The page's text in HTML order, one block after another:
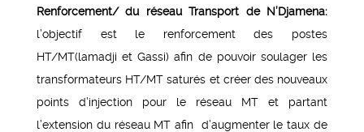
Renforcement/ du réseau Transport de N’Djamena:
l’objectif est le renforcement des postes
HT/MT(lamadji et Gassi) afin de pouvoir soulager les
transformateurs HT/MT saturés et créer des nouveaux
points d’injection pour le réseau MT et partant
l’extension du réseau MT afin d’augmenter le taux de